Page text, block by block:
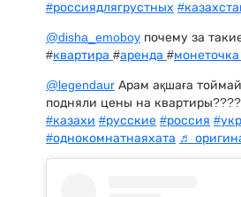
#россиядлягрустных
@disha_emoboy почему за
#квартира #аренда #монеточка
@legendaur Арам ақшаға
подняли цены на
#казахи #русские #россия
#однокомнатнаяхата ♬